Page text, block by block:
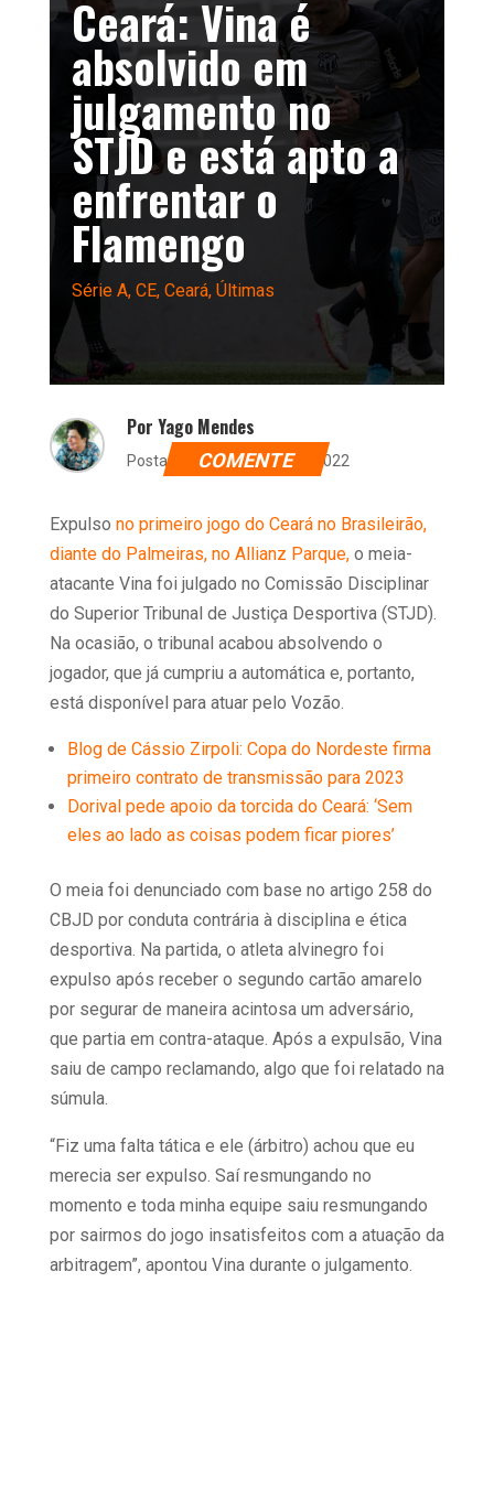
Ceará: Vina é
absolvido em
julgamento no
STJD e está apto a
enfrentar o
Flamengo
Série A, CE, Ceará, Últimas
Por Yago Mendes
Postado dia 13 de maio de 2022
COMENTE
Expulso no primeiro jogo do Ceará no Brasileirão,
diante do Palmeiras, no Allianz Parque,o meia-
atacante Vina foi julgado no Comissão Disciplinar
do Superior Tribunal de Justiça Desportiva (STJD).
Na ocasião, o tribunal acabou absolvendo o
jogador, que já cumpriu a automática e, portanto,
está disponível para atuar pelo Vozão.
Blog de Cássio Zirpoli: Copa do Nordeste firma
primeiro contrato de transmissão para 2023
Dorival pede apoio da torcida do Ceará: ‘Sem
eles ao lado as coisas podem ficar piores’
O meia foi denunciado com base no artigo 258 do
CBJD por conduta contrária à disciplina e ética
desportiva. Na partida, o atleta alvinegro foi
expulso após receber o segundo cartão amarelo
por segurar de maneira acintosa um adversário,
que partia em contra-ataque. Após a expulsão, Vina
saiu de campo reclamando, algo que foi relatado na
súmula.
“Fiz uma falta tática e ele (árbitro) achou que eu
merecia ser expulso. Saí resmungando no
momento e toda minha equipe saiu resmungando
por sairmos do jogo insatisfeitos com a atuação da
arbitragem”, apontou Vina durante o julgamento.